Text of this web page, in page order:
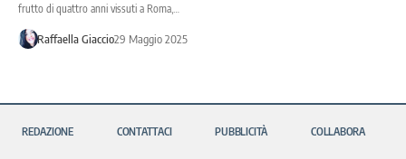
frutto di quattro anni vissuti a Roma,…
Raffaella Giaccio29 Maggio 2025
REDAZIONE CONTATTACI PUBBLICITÀ COLLABORA